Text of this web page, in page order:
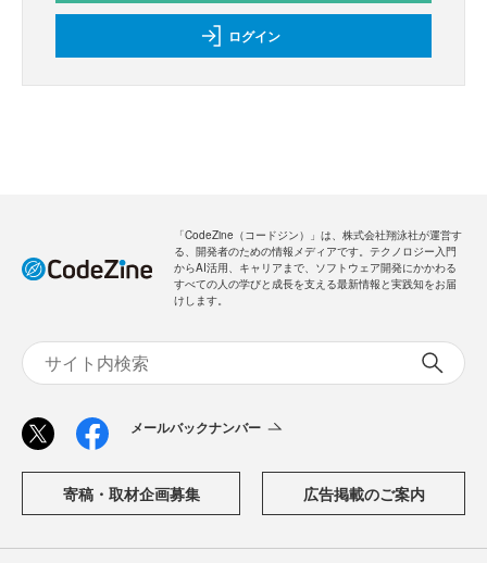
ログイン
「CodeZine（コードジン）」は、株式会社翔泳社が運営す
る、開発者のための情報メディアです。テクノロジー入門
からAI活用、キャリアまで、ソフトウェア開発にかかわる
すべての人の学びと成長を支える最新情報と実践知をお届
けします。
メールバックナンバー
寄稿・取材企画募集 広告掲載のご案内